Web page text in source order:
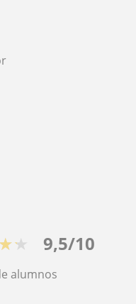
9,5/10
alumnos